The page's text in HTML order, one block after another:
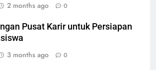
2 months ago 0
Pusat Karir untuk Persiapan
3 months ago 0